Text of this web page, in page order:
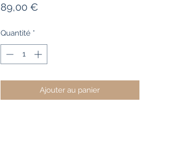
89,00 €Prix
Quantité *
Ajouter au panier